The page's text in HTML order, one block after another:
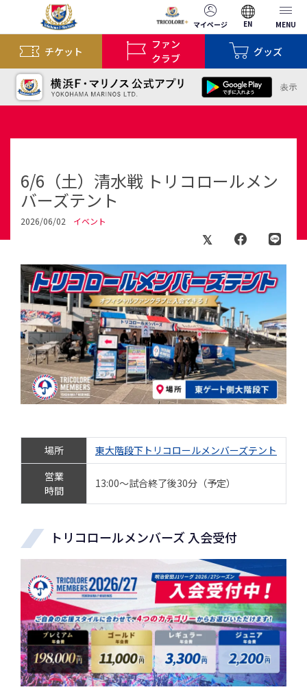
マイページ EN MENU
チケット
ファン
クラブ
グッズ
6/6（土）清水戦 トリコロールメン
バーズテント
2026/06/02 イベント
場所
東大階段下トリコロールメンバーズテント
営業
時間
13:00～試合終了後30分（予定）
トリコロールメンバーズ 入会受付